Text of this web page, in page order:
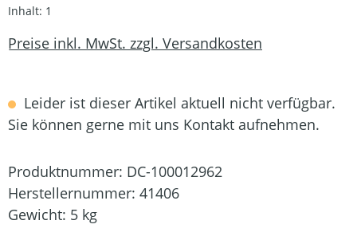
Inhalt: 1
Preise inkl. MwSt. zzgl. Versandkosten
Leider ist dieser Artikel aktuell nicht verfügbar.
Sie können gerne mit uns Kontakt aufnehmen.
Produktnummer: DC-100012962
Herstellernummer: 41406
Gewicht: 5 kg